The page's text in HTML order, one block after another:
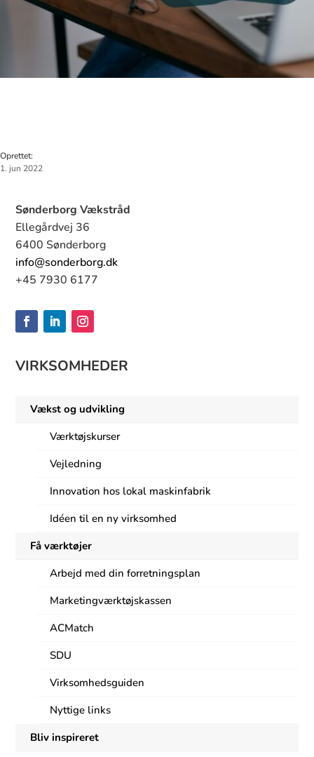
1. jun 2022
Sønderborg Vækstråd
Ellegårdvej 36
6400 Sønderborg
info@sonderborg.dk
+45 7930 6177
VIRKSOMHEDER
Vækst og udvikling
Værktøjskurser
Vejledning
Innovation hos lokal maskinfabrik
Idéen til en ny virksomhed
Få værktøjer
Arbejd med din forretningsplan
Marketingværktøjskassen
ACMatch
SDU
Virksomhedsguiden
Nyttige links
Bliv inspireret